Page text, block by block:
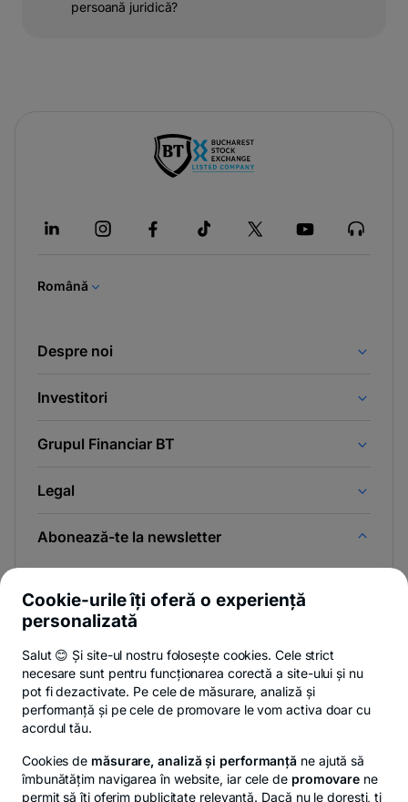
persoană juridică?
a
Română
Despre noi
Investitori
Grupul Financiar BT
Legal
Abonează-te la newsletter
Poți renunța oricând,vezi detalii-
opens
in
a
.
Privacy Hub - opens in a new tab
Politica de confidențialitate- opens in a new
Politica de cookies
Cookie-urile îți oferă o experiență
personalizată
Salut 😊 Și site-ul nostru folosește cookies. Cele strict
necesare sunt pentru funcționarea corectă a site-ului și nu
pot fi dezactivate. Pe cele de măsurare, analiză și
performanță și pe cele de promovare le vom activa doar cu
acordul tău.
Cookies de măsurare, analiză și performanță ne ajută să
îmbunătățim navigarea în website, iar cele de promovare ne
permit să îți oferim publicitate relevantă. Dacă nu le dorești, ți